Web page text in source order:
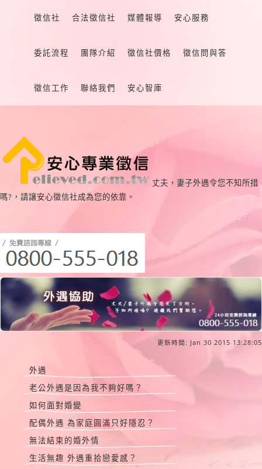
徵信社 合法徵信社 媒體報導 安心服務
委託流程 團隊介紹 徵信社價格 徵信問與答
徵信工作 聯絡我們 安心智庫
丈夫，妻子外遇令您不知所措
嗎?，請讓安心徵信社成為您的依靠。
更新時間: Jan 30 2015 13:28:05
外遇
老公外遇是因為我不夠好嗎？
如何面對婚變
配偶外遇 為家庭圓滿只好隱忍？
無法結束的婚外情
生活無趣 外遇重拾戀愛感？